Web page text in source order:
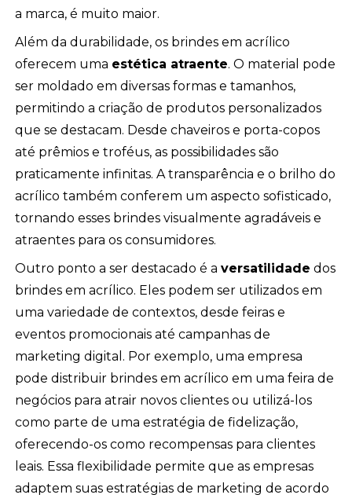
a marca, é muito maior.
Além da durabilidade, os brindes em acrílico
oferecem uma estética atraente. O material pode
ser moldado em diversas formas e tamanhos,
permitindo a criação de produtos personalizados
que se destacam. Desde chaveiros e porta-copos
até prêmios e troféus, as possibilidades são
praticamente infinitas. A transparência e o brilho do
acrílico também conferem um aspecto sofisticado,
tornando esses brindes visualmente agradáveis e
atraentes para os consumidores.
Outro ponto a ser destacado é aversatilidade dos
brindes em acrílico. Eles podem ser utilizados em
uma variedade de contextos, desde feiras e
eventos promocionais até campanhas de
marketing digital. Por exemplo, uma empresa
pode distribuir brindes em acrílico em uma feira de
negócios para atrair novos clientes ou utilizá-los
como parte de uma estratégia de fidelização,
oferecendo-os como recompensas para clientes
leais. Essa flexibilidade permite que as empresas
adaptem suas estratégias de marketing de acordo